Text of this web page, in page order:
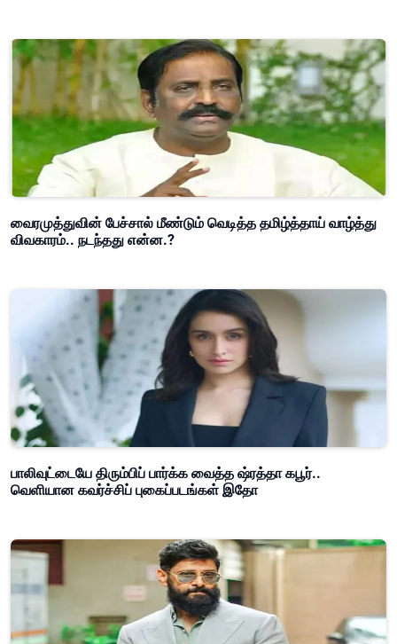
வைரமுத்துவின் பேச்சால் மீண்டும் வெடித்த தமிழ்த்தாய் வாழ்த்து
விவகாரம்.. நடந்தது என்ன.?
பாலிவுட்டையே திரும்பிப் பார்க்க வைத்த ஷ்ரத்தா கபூர்..
வெளியான கவர்ச்சிப் புகைப்படங்கள் இதோ